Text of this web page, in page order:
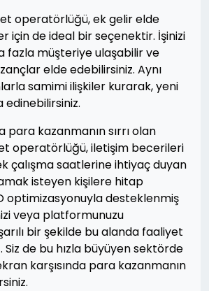
operatörlüğü, ek gelir elde
için de ideal bir seçenektir. İşinizi
fazla müşteriye ulaşabilir ve
elde edebilirsiniz. Aynı
samimi ilişkiler kurarak, yeni
edinebilirsiniz.
para kazanmanın sırrı olan
operatörlüğü, iletişim becerileri
çalışma saatlerine ihtiyaç duyan
isteyen kişilere hitap
optimizasyonuyla desteklenmiş
veya platformunuzu
bir şekilde bu alanda faaliyet
de bu hızla büyüyen sektörde
karşısında para kazanmanın